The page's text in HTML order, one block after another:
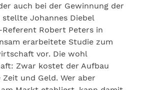
auch bei der Gewinnung der
stellte Johannes Diebel
Robert Peters in
erarbeitete Studie zum
vor. Die wohl
Zwar kostet der Aufbau
und Geld. Wer aber